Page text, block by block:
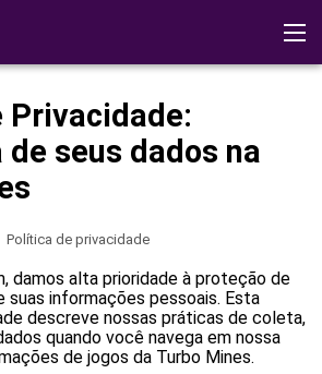
Privacidade:
de seus dados na
Política de privacidade
damos alta prioridade à proteção de
suas informações pessoais. Esta
descreve nossas práticas de coleta,
quando você navega em nossa
de jogos da Turbo Mines.